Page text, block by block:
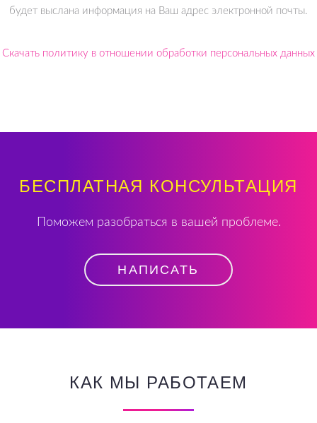
будет выслана информация на Ваш адрес электронной почты.
Скачать политику в отношении обработки персональных данных
БЕСПЛАТНАЯ КОНСУЛЬТАЦИЯ
Поможем разобраться в вашей проблеме.
НАПИСАТЬ
КАК МЫ РАБОТАЕМ